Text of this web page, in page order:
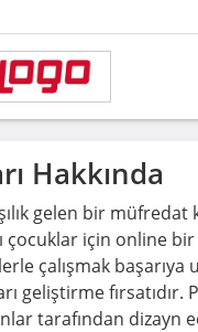
Hakkında
gelen bir
çocuklar için online
çalışmak başarıya
geliştirme fırsatıdır.
tarafından dizayn